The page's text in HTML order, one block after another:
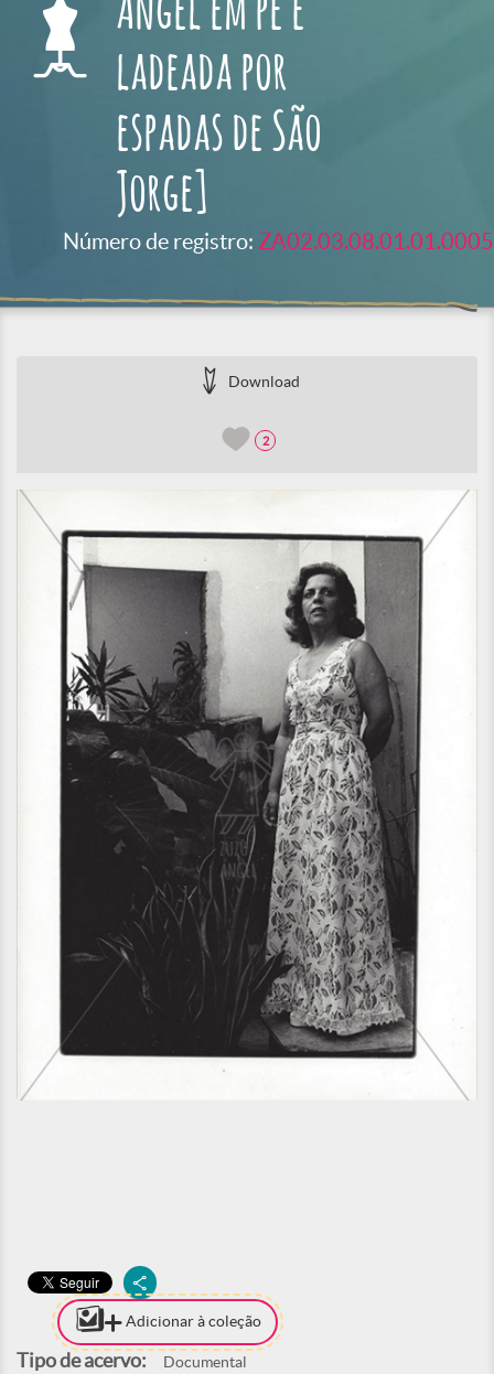
Angel em pé e
ladeada por
espadas de São
Jorge]
Número de registro: ZA02.03.08.01.01.0005
Download
2
Adicionar à coleção
Tipo de acervo: Documental